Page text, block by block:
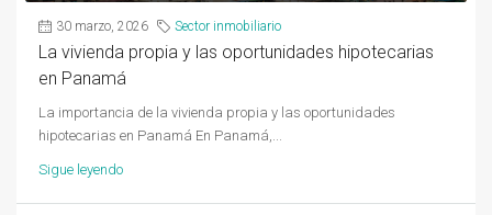
30 marzo, 2026 Sector inmobiliario
La vivienda propia y las oportunidades hipotecarias
en Panamá
La importancia de la vivienda propia y las oportunidades
hipotecarias en Panamá En Panamá,...
Sigue leyendo